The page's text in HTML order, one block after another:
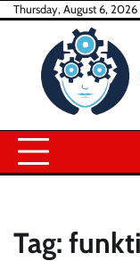
SkipThursday, August 6, 2026
Tag: